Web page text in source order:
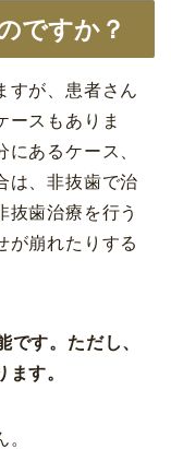
ですか？
すが、患者さん
ースもありま
あるケース、
は、非抜歯で治
抜歯治療を行う
が崩れたりする
です。ただし、
す。